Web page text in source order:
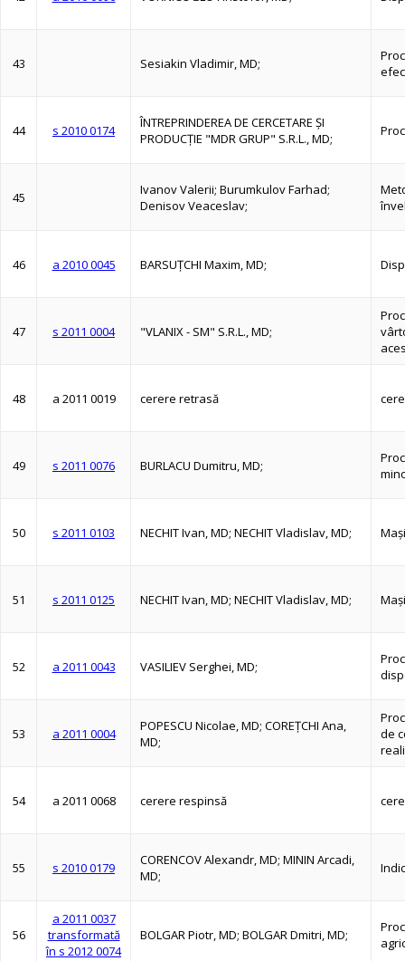
43 Sesiakin Vladimir, MD;
44 s 2010 0174
ÎNTREPRINDEREA DE CERCETARE ŞI
PRODUCŢIE "MDR GRUP" S.R.L., MD;
45
Ivanov Valerii; Burumkulov Farhad;
Denisov Veaceslav;
46 a 2010 0045 BARSUŢCHI Maxim, MD;
47 s 2011 0004 "VLANIX - SM" S.R.L., MD;
48 a 2011 0019 cerere retrasă
49 s 2011 0076 BURLACU Dumitru, MD;
50 s 2011 0103 NECHIT Ivan, MD; NECHIT Vladislav, MD;
51 s 2011 0125 NECHIT Ivan, MD; NECHIT Vladislav, MD;
52 a 2011 0043 VASILIEV Serghei, MD;
53 a 2011 0004
POPESCU Nicolae, MD; COREŢCHI Ana,
MD;
de
54 a 2011 0068 cerere respinsă
55 s 2010 0179
CORENCOV Alexandr, MD; MININ Arcadi,
MD;
56
a 2011 0037
transformată
în s 2012 0074
BOLGAR Piotr, MD; BOLGAR Dmitri, MD;